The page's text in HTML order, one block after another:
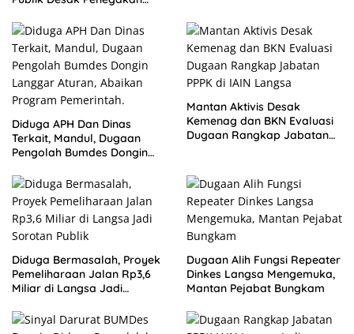
Diduga APH Dan Dinas
Terkait, Mandul, Dugaan
Pengolah Bumdes Dongin
Program Pemerintah.
Mantan Aktivis Desak
Kemenag dan BKN Evaluasi
Dugaan Rangkap Jabatan
Diduga Bermasalah, Proyek
Pemeliharaan Jalan Rp3,6
Miliar di Langsa Jadi
Dugaan Alih Fungsi Repeater
Dinkes Langsa Mengemuka,
Mantan Pejabat Bungkam